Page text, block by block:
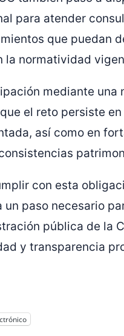
para atender
que puedan
la normatividad
mediante una
el reto persiste
así como en
con esta
paso necesario
pública de la
y transparencia